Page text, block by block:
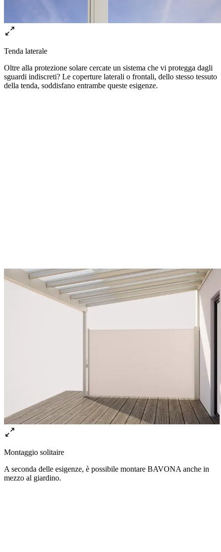
Tenda laterale
Oltre alla protezione solare cercate un sistema che vi protegga dagli
sguardi indiscreti? Le coperture laterali o frontali, dello stesso tessuto
della tenda, soddisfano entrambe queste esigenze.
Montaggio solitaire
A seconda delle esigenze, è possibile montare BAVONA anche in
mezzo al giardino.